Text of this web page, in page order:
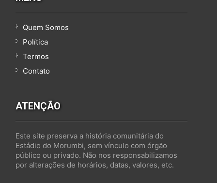
Quem Somos
Política
Termos
Contato
ATENÇÃO
Este site preserva a história comunitária do
Estádio do Morumbi, sem vínculo com órgão
público ou privado. Não nos responsabilizamos
por alterações de horários, datas, valores, etc.